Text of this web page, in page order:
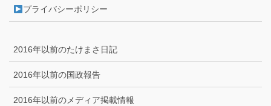
プライバシーポリシー
2016年以前のたけまさ日記
2016年以前の国政報告
2016年以前のメディア掲載情報